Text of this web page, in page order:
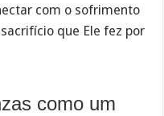
com o sofrimento
que Ele fez por
como um